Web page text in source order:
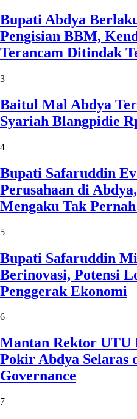
Bupati Abdya
Pengisian BBM,
Terancam Ditindak
3
Baitul Mal Abdya
Syariah Blangpidie
4
Bupati Safaruddin
Perusahaan di
Mengaku Tak
5
Bupati Safaruddin
Berinovasi, Potensi
Penggerak Ekonomi
6
Mantan Rektor UTU
Pokir Abdya Selaras
Governance
7